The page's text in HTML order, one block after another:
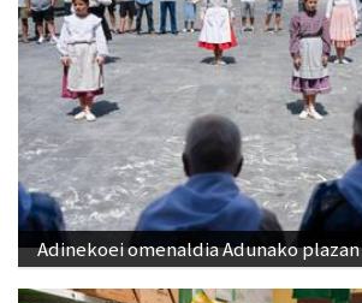
Adinekoei omenaldia Adunako plazan